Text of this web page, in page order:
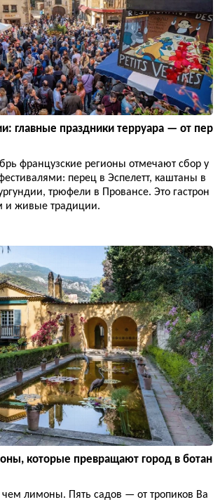
главные праздники терруара — от пер
французские регионы отмечают сбор у
перец в Эспелетт, каштаны в
трюфели в Провансе. Это гастрон
и живые традиции.
которые превращают город в ботан
лимоны. Пять садов — от тропиков Ва